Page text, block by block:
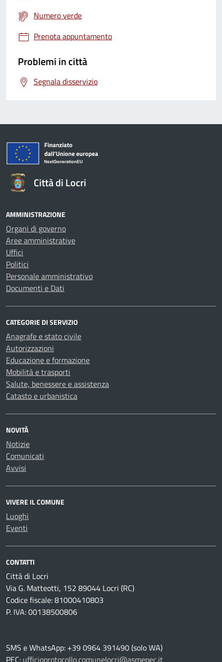
Numero verde
Prenota appuntamento
Problemi in città
Segnala disservizio
Città di Locri
AMMINISTRAZIONE
Organi di governo
Aree amministrative
Uffici
Politici
Personale amministrativo
Documenti e Dati
CATEGORIE DI SERVIZIO
Anagrafe e stato civile
Autorizzazioni
Educazione e formazione
Mobilità e trasporti
Salute, benessere e assistenza
Catasto e urbanistica
NOVITÀ
Notizie
Comunicati
Avvisi
VIVERE IL COMUNE
Luoghi
Eventi
CONTATTI
Città di Locri
Via G. Matteotti, 152 89044 Locri (RC)
Codice fiscale: 81000410803
P. IVA: 00138500806
SMS e WhatsApp: +39 0964 391490 (solo WA)
PEC: ufficioprotocollo.comunelocri@asmepec.it